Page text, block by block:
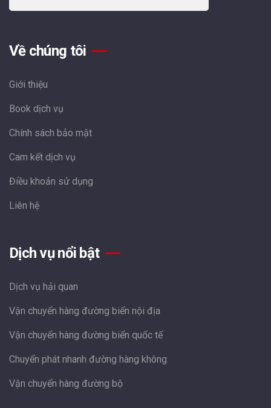
Về chúng tôi
Giới thiệu
Book dịch vụ
Chính sách bảo mật
Cam kết dịch vụ
Điều khoản sử dụng
Liên hệ
Dịch vụ nổi bật
Dịch vụ hải quan
Vận chuyển hàng đường biển nội địa
Vận chuyển hàng đường biển quốc tế
Chuyển phát nhanh đường hàng không
Vận chuyển hàng đường bộ